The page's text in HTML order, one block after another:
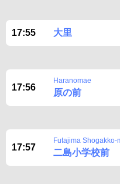
17:55 大里
17:56
Haranomae
原の前
17:57
Futajima Shogakko-
二島小学校前